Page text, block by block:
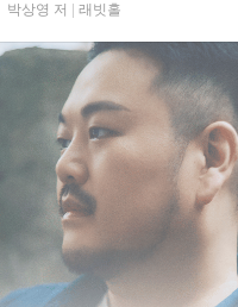
박상영 저 래빗홀